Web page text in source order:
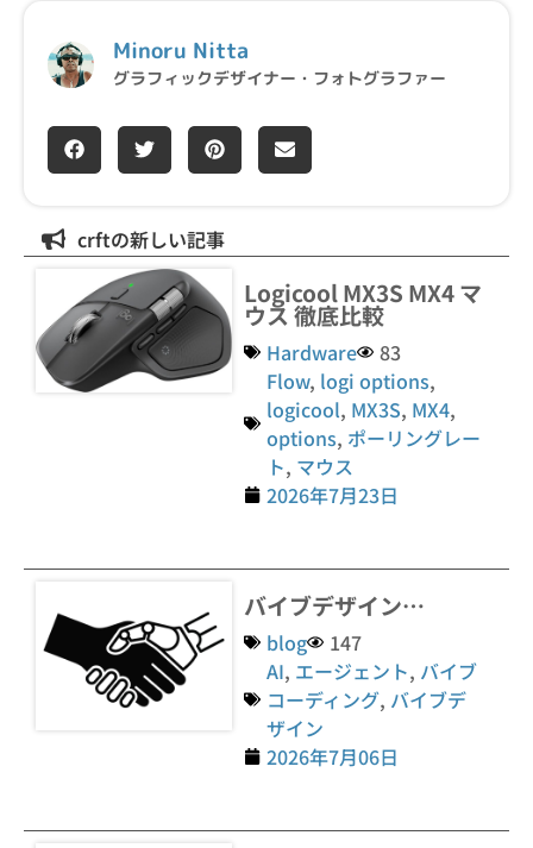
Minoru Nitta
グラフィックデザイナー・フォトグラファー
crftの新しい記事
Logicool MX3S MX4 マ
ウス 徹底比較
Hardware
83
Flow, logi options,
logicool, MX3S, MX4,
options, ポーリングレー
ト, マウス
2026年7月23日
バイブデザイン…
blog
147
AI, エージェント, バイブ
コーディング, バイブデ
ザイン
2026年7月06日